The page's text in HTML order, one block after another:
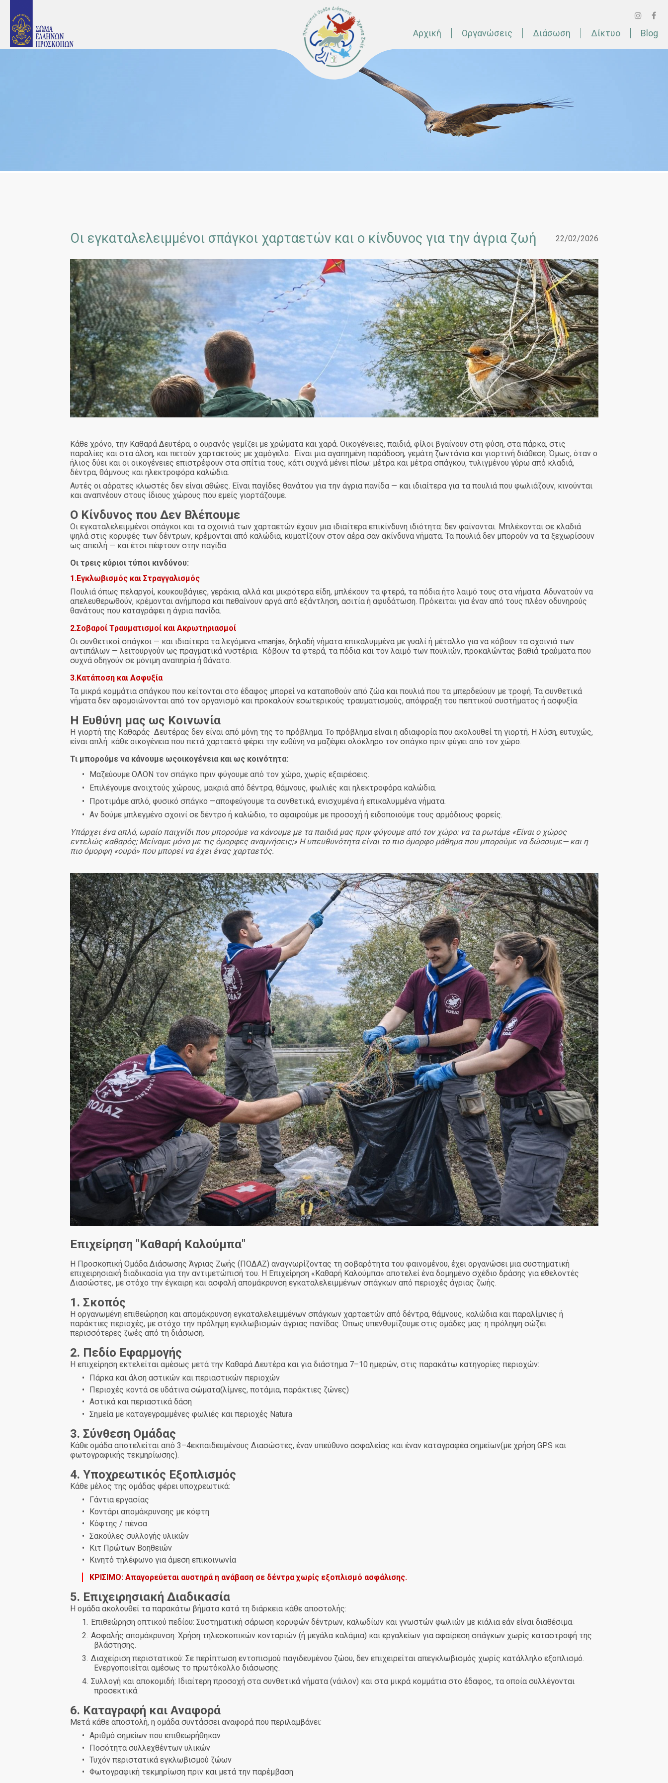
Αρχική Οργανώσεις Διάσωση Δίκτυο Blog
Οι εγκαταλελειμμένοι σπάγκοι χαρταετών και ο κίνδυνος για την άγρια ζωή 22/02/2026
Κάθε χρόνο, την Καθαρά Δευτέρα, ο ουρανός γεμίζει με χρώματα και χαρά. Οικογένειες, παιδιά, φίλοι βγαίνουν στη φύση, στα πάρκα, στις
παραλίες και στα άλση, και πετούν χαρταετούς με χαμόγελο. Είναι μια αγαπημένη παράδοση, γεμάτη ζωντάνια και γιορτινή διάθεση. Όμως, όταν ο
ήλιος δύει και οι οικογένειες επιστρέφουν στα σπίτια τους, κάτι συχνά μένει πίσω: μέτρα και μέτρα σπάγκου, τυλιγμένου γύρω από κλαδιά,
δέντρα, θάμνους και ηλεκτροφόρα καλώδια.
Αυτές οι αόρατες κλωστές δεν είναι αθώες. Είναι παγίδες θανάτου για την άγρια πανίδα — και ιδιαίτερα για τα πουλιά που φωλιάζουν, κινούνται
και αναπνέουν στους ίδιους χώρους που εμείς γιορτάζουμε.
Ο Κίνδυνος που Δεν Βλέπουμε
Οι εγκαταλελειμμένοι σπάγκοι και τα σχοινιά των χαρταετών έχουν μια ιδιαίτερα επικίνδυνη ιδιότητα: δεν φαίνονται. Μπλέκονται σε κλαδιά
ψηλά στις κορυφές των δέντρων, κρέμονται από καλώδια, κυματίζουν στον αέρα σαν ακίνδυνα νήματα. Τα πουλιά δεν μπορούν να τα ξεχωρίσουν
ως απειλή — και έτσι πέφτουν στην παγίδα.
Οι τρεις κύριοι τύποι κινδύνου:
1.Εγκλωβισμός και Στραγγαλισμός
Πουλιά όπως πελαργοί, κουκουβάγιες, γεράκια, αλλά και μικρότερα είδη, μπλέκουν τα φτερά, τα πόδια ήτο λαιμό τους στα νήματα. Αδυνατούν να
απελευθερωθούν, κρέμονται ανήμπορα και πεθαίνουν αργά από εξάντληση, ασιτία ή αφυδάτωση. Πρόκειται για έναν από τους πλέον οδυνηρούς
θανάτους που καταγράφει η άγρια πανίδα.
2.Σοβαροί Τραυματισμοί και Ακρωτηριασμοί
Οι συνθετικοί σπάγκοι — και ιδιαίτερα τα λεγόμενα «manja», δηλαδή νήματα επικαλυμμένα με γυαλί ή μέταλλο για να κόβουν τα σχοινιά των
αντιπάλων — λειτουργούν ως πραγματικά νυστέρια. Κόβουν τα φτερά, τα πόδια και τον λαιμό των πουλιών, προκαλώντας βαθιά τραύματα που
συχνά οδηγούν σε μόνιμη αναπηρία ή θάνατο.
3.Κατάποση και Ασφυξία
Τα μικρά κομμάτια σπάγκου που κείτονται στο έδαφος μπορεί να καταποθούν από ζώα και πουλιά που τα μπερδεύουν με τροφή. Τα συνθετικά
νήματα δεν αφομοιώνονται από τον οργανισμό και προκαλούν εσωτερικούς τραυματισμούς, απόφραξη του πεπτικού συστήματος ή ασφυξία.
Η Ευθύνη μας ως Κοινωνία
Η γιορτή της Καθαράς Δευτέρας δεν είναι από μόνη της το πρόβλημα. Το πρόβλημα είναι η αδιαφορία που ακολουθεί τη γιορτή. Η λύση, ευτυχώς,
είναι απλή: κάθε οικογένεια που πετά χαρταετό φέρει την ευθύνη να μαζέψει ολόκληρο τον σπάγκο πριν φύγει από τον χώρο.
Τι μπορούμε να κάνουμε ωςοικογένεια και ως κοινότητα:
•
Μαζεύουμε ΟΛΟΝ τον σπάγκο πριν φύγουμε από τον χώρο, χωρίς εξαιρέσεις.
•
Επιλέγουμε ανοιχτούς χώρους, μακριά από δέντρα, θάμνους, φωλιές και ηλεκτροφόρα καλώδια.
•
Προτιμάμε απλό, φυσικό σπάγκο —αποφεύγουμε τα συνθετικά, ενισχυμένα ή επικαλυμμένα νήματα.
• Αν δούμε μπλεγμένο σχοινί σε δέντρο ή καλώδιο, το αφαιρούμε με προσοχή ή ειδοποιούμε τους αρμόδιους φορείς.
Υπάρχει ένα απλό, ωραίο παιχνίδι που μπορούμε να κάνουμε με τα παιδιά μας πριν φύγουμε από τον χώρο: να τα ρωτάμε «Είναι ο χώρος
εντελώς καθαρός; Μείναμε μόνο με τις όμορφες αναμνήσεις;» Η υπευθυνότητα είναι το πιο όμορφο μάθημα που μπορούμε να δώσουμε— και η
πιο όμορφη «ουρά» που μπορεί να έχει ένας χαρταετός.
Επιχείρηση "Καθαρή Καλούμπα"
Η Προσκοπική Ομάδα Διάσωσης Άγριας Ζωής (ΠΟΔΑΖ) αναγνωρίζοντας τη σοβαρότητα του φαινομένου, έχει οργανώσει μια συστηματική
επιχειρησιακή διαδικασία για την αντιμετώπισή του. Η Επιχείρηση «Καθαρή Καλούμπα» αποτελεί ένα δομημένο σχέδιο δράσης για εθελοντές
Διασώστες, με στόχο την έγκαιρη και ασφαλή απομάκρυνση εγκαταλελειμμένων σπάγκων από περιοχές άγριας ζωής.
1. Σκοπός
Η οργανωμένη επιθεώρηση και απομάκρυνση εγκαταλελειμμένων σπάγκων χαρταετών από δέντρα, θάμνους, καλώδια και παραλίμνιες ή
παράκτιες περιοχές, με στόχο την πρόληψη εγκλωβισμών άγριας πανίδας. Όπως υπενθυμίζουμε στις ομάδες μας: η πρόληψη σώζει
περισσότερες ζωές από τη διάσωση.
2. Πεδίο Εφαρμογής
Η επιχείρηση εκτελείται αμέσως μετά την Καθαρά Δευτέρα και για διάστημα 7–10 ημερών, στις παρακάτω κατηγορίες περιοχών:
•
Πάρκα και άλση αστικών και περιαστικών περιοχών
•
Περιοχές κοντά σε υδάτινα σώματα(λίμνες, ποτάμια, παράκτιες ζώνες)
• Αστικά και περιαστικά δάση
• Σημεία με καταγεγραμμένες φωλιές και περιοχές Natura
3. Σύνθεση Ομάδας
Κάθε ομάδα αποτελείται από 3–4εκπαιδευμένους Διασώστες, έναν υπεύθυνο ασφαλείας και έναν καταγραφέα σημείων(με χρήση GPS και
φωτογραφικής τεκμηρίωσης).
4. Υποχρεωτικός Εξοπλισμός
Κάθε μέλος της ομάδας φέρει υποχρεωτικά:
•
Γάντια εργασίας
•
Κοντάρι απομάκρυνσης με κόφτη
•
Κόφτης / πένσα
• Σακούλες συλλογής υλικών
•
Κιτ Πρώτων Βοηθειών
•
Κινητό τηλέφωνο για άμεση επικοινωνία
ΚΡΙΣΙΜΟ: Απαγορεύεται αυστηρά η ανάβαση σε δέντρα χωρίς εξοπλισμό ασφάλισης.
5. Επιχειρησιακή Διαδικασία
Η ομάδα ακολουθεί τα παρακάτω βήματα κατά τη διάρκεια κάθε αποστολής:
1. Επιθεώρηση οπτικού πεδίου: Συστηματική σάρωση κορυφών δέντρων, καλωδίων και γνωστών φωλιών με κιάλια εάν είναι διαθέσιμα.
2. Ασφαλής απομάκρυνση: Χρήση τηλεσκοπικών κονταριών (ή μεγάλα καλάμια) και εργαλείων για αφαίρεση σπάγκων χωρίς καταστροφή της
βλάστησης.
3. Διαχείριση περιστατικού: Σε περίπτωση εντοπισμού παγιδευμένου ζώου, δεν επιχειρείται απεγκλωβισμός χωρίς κατάλληλο εξοπλισμό.
Ενεργοποιείται αμέσως το πρωτόκολλο διάσωσης.
4. Συλλογή και αποκομιδή: Ιδιαίτερη προσοχή στα συνθετικά νήματα (νάιλον) και στα μικρά κομμάτια στο έδαφος, τα οποία συλλέγονται
προσεκτικά.
6. Καταγραφή και Αναφορά
Μετά κάθε αποστολή, η ομάδα συντάσσει αναφορά που περιλαμβάνει:
• Αριθμό σημείων που επιθεωρήθηκαν
•
Ποσότητα συλλεχθέντων υλικών
• Τυχόν περιστατικά εγκλωβισμού ζώων
• Φωτογραφική τεκμηρίωση πριν και μετά την παρέμβαση